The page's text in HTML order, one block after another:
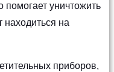
уничтожить
находиться на
приборов,